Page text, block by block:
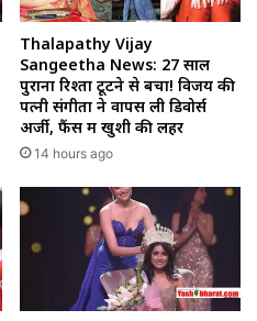
Thalapathy Vijay
Sangeetha News: 27 साल
पुराना रिश्ता टूटने से बचा! विजय की
पत्नी संगीता ने वापस ली डिवोर्स
अर्जी, फैंस में खुशी की लहर
14 hours ago